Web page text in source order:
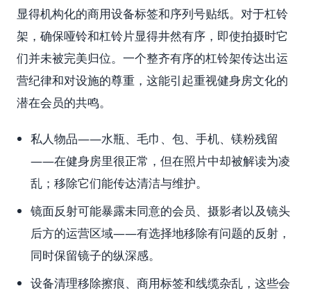
显得机构化的商用设备标签和序列号贴纸。对于杠铃
架，确保哑铃和杠铃片显得井然有序，即使拍摄时它
们并未被完美归位。一个整齐有序的杠铃架传达出运
营纪律和对设施的尊重，这能引起重视健身房文化的
潜在会员的共鸣。
私人物品——水瓶、毛巾、包、手机、镁粉残留
——在健身房里很正常，但在照片中却被解读为凌
乱；移除它们能传达清洁与维护。
镜面反射可能暴露未同意的会员、摄影者以及镜头
后方的运营区域——有选择地移除有问题的反射，
同时保留镜子的纵深感。
设备清理移除擦痕、商用标签和线缆杂乱，这些会